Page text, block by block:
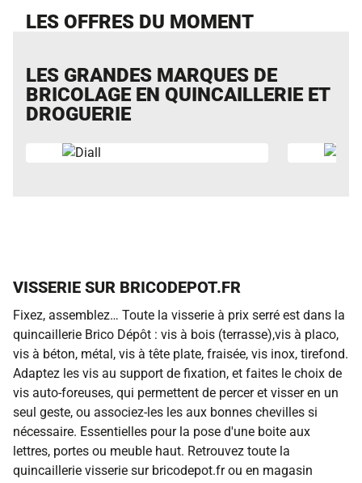
LES OFFRES DU MOMENT
LES GRANDES MARQUES DE
BRICOLAGE EN QUINCAILLERIE ET
DROGUERIE
VISSERIE SUR BRICODEPOT.FR
Fixez, assemblez… Toute la visserie à prix serré est dans la
quincaillerie Brico Dépôt : vis à bois (terrasse),vis à placo,
vis à béton, métal, vis à tête plate, fraisée, vis inox, tirefond.
Adaptez les vis au support de fixation, et faites le choix de
vis auto-foreuses, qui permettent de percer et visser en un
seul geste, ou associez-les les aux bonnes chevilles si
nécessaire. Essentielles pour la pose d'une boite aux
lettres, portes ou meuble haut. Retrouvez toute la
quincaillerie visserie sur bricodepot.fr ou en magasin